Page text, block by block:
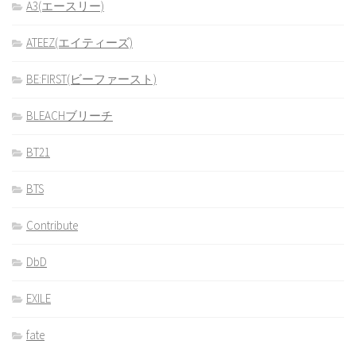
A3(エースリー)
ATEEZ(エイティーズ)
BE:FIRST(ビーファースト)
BLEACHブリーチ
BT21
BTS
Contribute
DbD
EXILE
fate